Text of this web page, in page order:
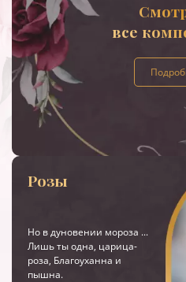
все
Розы
Но в дуновении мороза ...
Лишь ты одна, царица-
роза, Благоуханна и
пышна.